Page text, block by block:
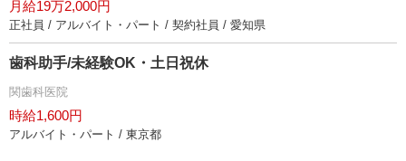
月給19万2,000円
正社員 / アルバイト・パート / 契約社員 / 愛知県
歯科助手/未経験OK・土日祝休
関歯科医院
時給1,600円
アルバイト・パート / 東京都